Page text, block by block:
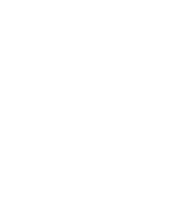
유
정